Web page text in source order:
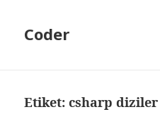
Coder
Etiket:csharp diziler